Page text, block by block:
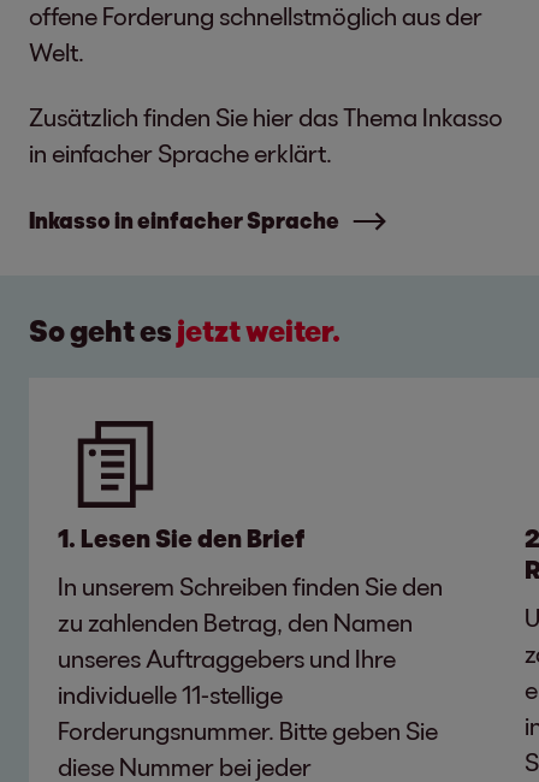
offene Forderung schnellstmöglich aus der
Welt.
Zusätzlich finden Sie hier das Thema Inkasso
in einfacher Sprache erklärt.
Inkasso in einfacher Sprache
So geht es jetzt weiter.
1. Lesen Sie den Brief
In unserem Schreiben finden Sie den
zu zahlenden Betrag, den Namen
unseres Auftraggebers und Ihre
individuelle 11-stellige
Forderungsnummer. Bitte geben Sie
diese Nummer bei jeder